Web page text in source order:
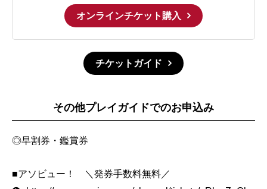
オンラインチケット購入
チケットガイド
その他プレイガイドでのお申込み
◎早割券・鑑賞券
■アソビュー！ ＼発券手数料無料／